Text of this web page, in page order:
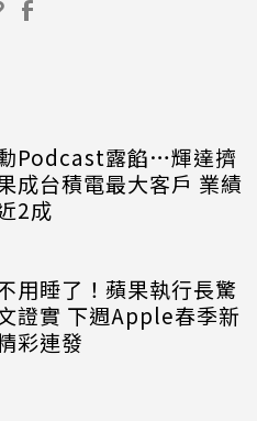
Podcast露餡…輝達擠
成台積電最大客戶 業績
2成
用睡了！蘋果執行長驚
證實 下週Apple春季新
彩連發